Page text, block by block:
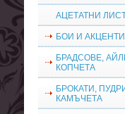
АЦЕТАТНИ
БОИ И АКЦЕНТИ
БРАДСОВЕ,
КОПЧЕТА
БРОКАТИ,
КАМЪЧЕТА